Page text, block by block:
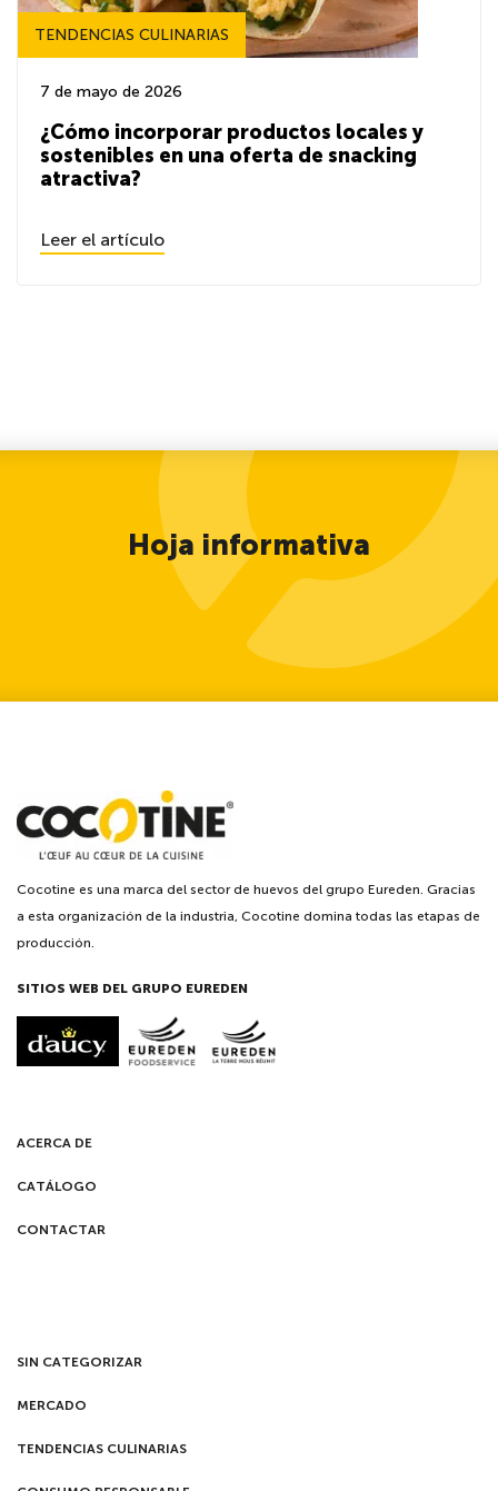
TENDENCIAS CULINARIAS
7 de mayo de 2026
¿Cómo incorporar productos locales y
sostenibles en una oferta de snacking
atractiva?
Leer el artículo
Hoja informativa
Cocotine es una marca del sector de huevos del grupo Eureden. Gracias
a esta organización de la industria, Cocotine domina todas las etapas de
producción.
SITIOS WEB DEL GRUPO EUREDEN
ACERCA DE
CATÁLOGO
CONTACTAR
SIN CATEGORIZAR
MERCADO
TENDENCIAS CULINARIAS